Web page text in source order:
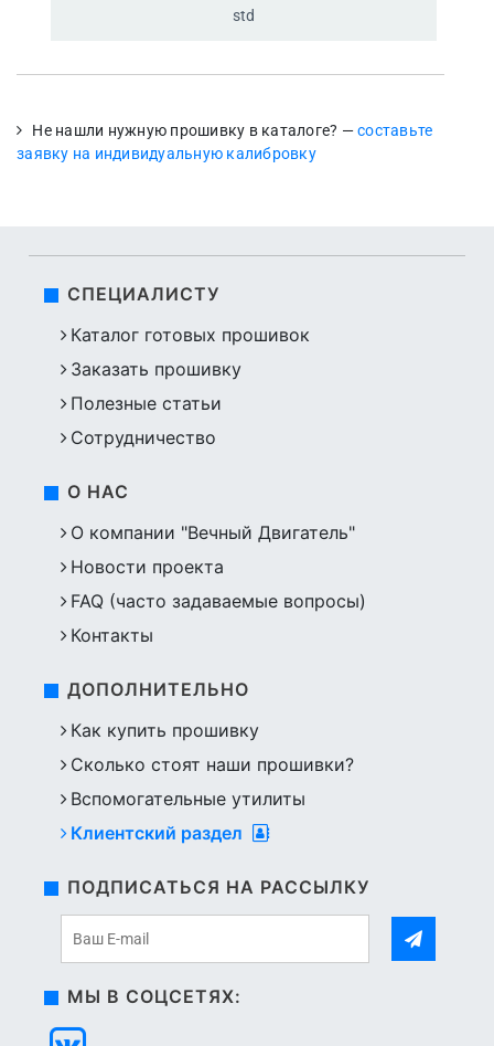
std
Не нашли нужную прошивку в каталоге? —составьте
заявку на индивидуальную калибровку
СПЕЦИАЛИСТУ
Каталог готовых прошивок
Заказать прошивку
Полезные статьи
Сотрудничество
О НАС
О компании "Вечный Двигатель"
Новости проекта
FAQ (часто задаваемые вопросы)
Контакты
ДОПОЛНИТЕЛЬНО
Как купить прошивку
Сколько стоят наши прошивки?
Вспомогательные утилиты
Клиентский раздел
ПОДПИСАТЬСЯ НА РАССЫЛКУ
МЫ В СОЦСЕТЯХ: